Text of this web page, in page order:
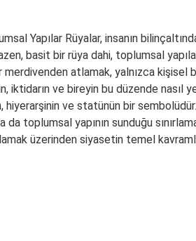
Yapılar Rüyalar, insanın
basit bir rüya dahi, toplumsal
atlamak, yalnızca kişisel
iktidarın ve bireyin bu düzende nasıl
ve statünün bir
toplumsal yapının sunduğu
üzerinden siyasetin temel